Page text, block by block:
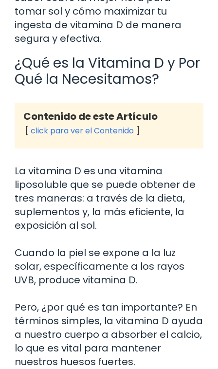
tomar sol y cómo maximizar tu
ingesta de vitamina D de manera
segura y efectiva.
¿Qué es la Vitamina D y Por
Qué la Necesitamos?
Contenido de este Artículo
click para ver el Contenido
La vitamina D es una vitamina
liposoluble que se puede obtener de
tres maneras: a través de la dieta,
suplementos y, la más eficiente, la
exposición al sol.
Cuando la piel se expone a la luz
solar, específicamente a los rayos
UVB, produce vitamina D.
Pero, ¿por qué es tan importante? En
términos simples, la vitamina D ayuda
a nuestro cuerpo a absorber el calcio,
lo que es vital para mantener
nuestros huesos fuertes.